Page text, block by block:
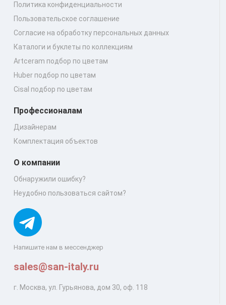
Напишите нам в мессенджер
sales@san-italy.ru
г. Москва, ул. Гурьянова, дом 30, оф. 118
Политика конфиденциальности
Пользовательское соглашение
Согласие на обработку персональных данных
Каталоги и буклеты по коллекциям
Artceram подбор по цветам
Huber подбор по цветам
Cisal подбор по цветам
Профессионалам
Дизайнерам
Комплектация объектов
О компании
Обнаружили ошибку?
Неудобно пользоваться сайтом?